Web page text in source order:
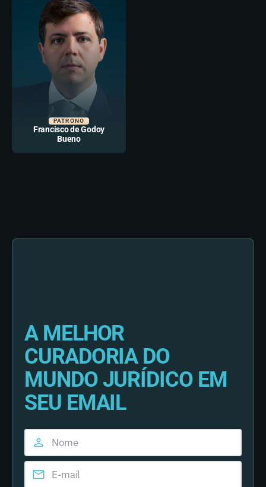
PATRONO
Francisco de Godoy
Bueno
A MELHOR
CURADORIA DO
MUNDO JURÍDICO EM
SEU EMAIL